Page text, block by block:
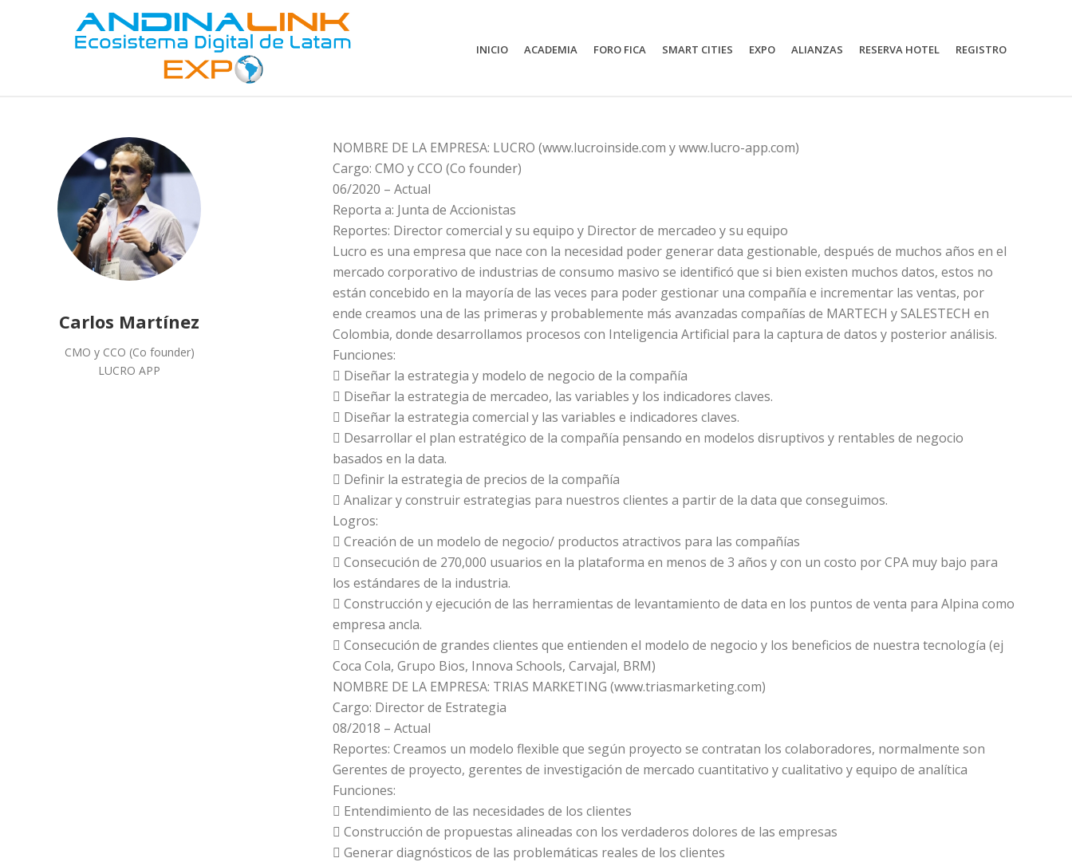
INICIO ACADEMIA FORO FICA SMART CITIES EXPO ALIANZAS RESERVA HOTEL REGISTRO
Carlos Martínez
CMO y CCO (Co founder)
LUCRO APP
NOMBRE DE LA EMPRESA: LUCRO (www.lucroinside.com y www.lucro-app.com)
Cargo: CMO y CCO (Co founder)
06/2020 – Actual
Reporta a: Junta de Accionistas
Reportes: Director comercial y su equipo y Director de mercadeo y su equipo
Lucro es una empresa que nace con la necesidad poder generar data gestionable, después de muchos años en el
mercado corporativo de industrias de consumo masivo se identificó que si bien existen muchos datos, estos no
están concebido en la mayoría de las veces para poder gestionar una compañía e incrementar las ventas, por
ende creamos una de las primeras y probablemente más avanzadas compañías de MARTECH y SALESTECH en
Colombia, donde desarrollamos procesos con Inteligencia Artificial para la captura de datos y posterior análisis.
Funciones:
 Diseñar la estrategia y modelo de negocio de la compañía
 Diseñar la estrategia de mercadeo, las variables y los indicadores claves.
 Diseñar la estrategia comercial y las variables e indicadores claves.
 Desarrollar el plan estratégico de la compañía pensando en modelos disruptivos y rentables de negocio
basados en la data.
 Definir la estrategia de precios de la compañía
 Analizar y construir estrategias para nuestros clientes a partir de la data que conseguimos.
Logros:
 Creación de un modelo de negocio/ productos atractivos para las compañías
 Consecución de 270,000 usuarios en la plataforma en menos de 3 años y con un costo por CPA muy bajo para
los estándares de la industria.
 Construcción y ejecución de las herramientas de levantamiento de data en los puntos de venta para Alpina como
empresa ancla.
 Consecución de grandes clientes que entienden el modelo de negocio y los beneficios de nuestra tecnología (ej
Coca Cola, Grupo Bios, Innova Schools, Carvajal, BRM)
NOMBRE DE LA EMPRESA: TRIAS MARKETING (www.triasmarketing.com)
Cargo: Director de Estrategia
08/2018 – Actual
Reportes: Creamos un modelo flexible que según proyecto se contratan los colaboradores, normalmente son
Gerentes de proyecto, gerentes de investigación de mercado cuantitativo y cualitativo y equipo de analítica
Funciones:
 Entendimiento de las necesidades de los clientes
 Construcción de propuestas alineadas con los verdaderos dolores de las empresas
 Generar diagnósticos de las problemáticas reales de los clientes